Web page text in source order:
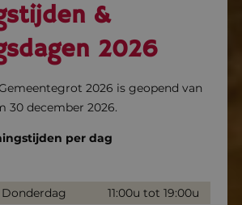
&
2026
2026 is geopend van
30 december 2026.
per dag
11:00u tot 19:00u